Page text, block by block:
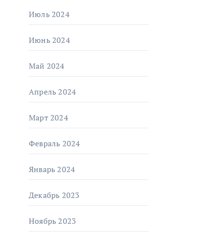
Июль 2024
Июнь 2024
Май 2024
Апрель 2024
Март 2024
Февраль 2024
Январь 2024
Декабрь 2023
Ноябрь 2023